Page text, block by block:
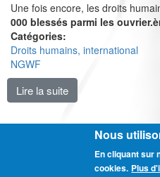
Une fois encore, les droits
000 blessés parmi les
Catégories:
Droits humains, international
NGWF
Lire la suite
Nous
En cliquant sur
cookies. Plus